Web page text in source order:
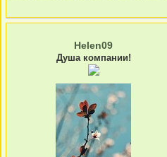
Helen09
Душа компании!